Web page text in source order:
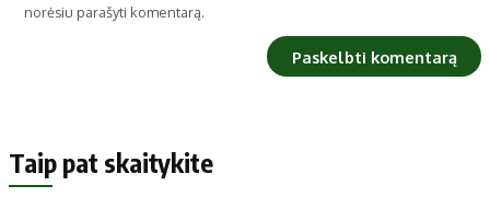
norėsiu parašyti komentarą.
Taip pat skaitykite